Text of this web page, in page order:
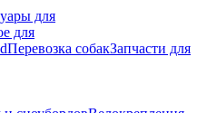
для
для
Перевозка собакЗапчасти для